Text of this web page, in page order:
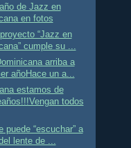
de Jazz en
en fotos
“Jazz en
cumple su ...
arriba a
añoHace un a...
estamos de
todos
puede “escuchar” a
lente de ...